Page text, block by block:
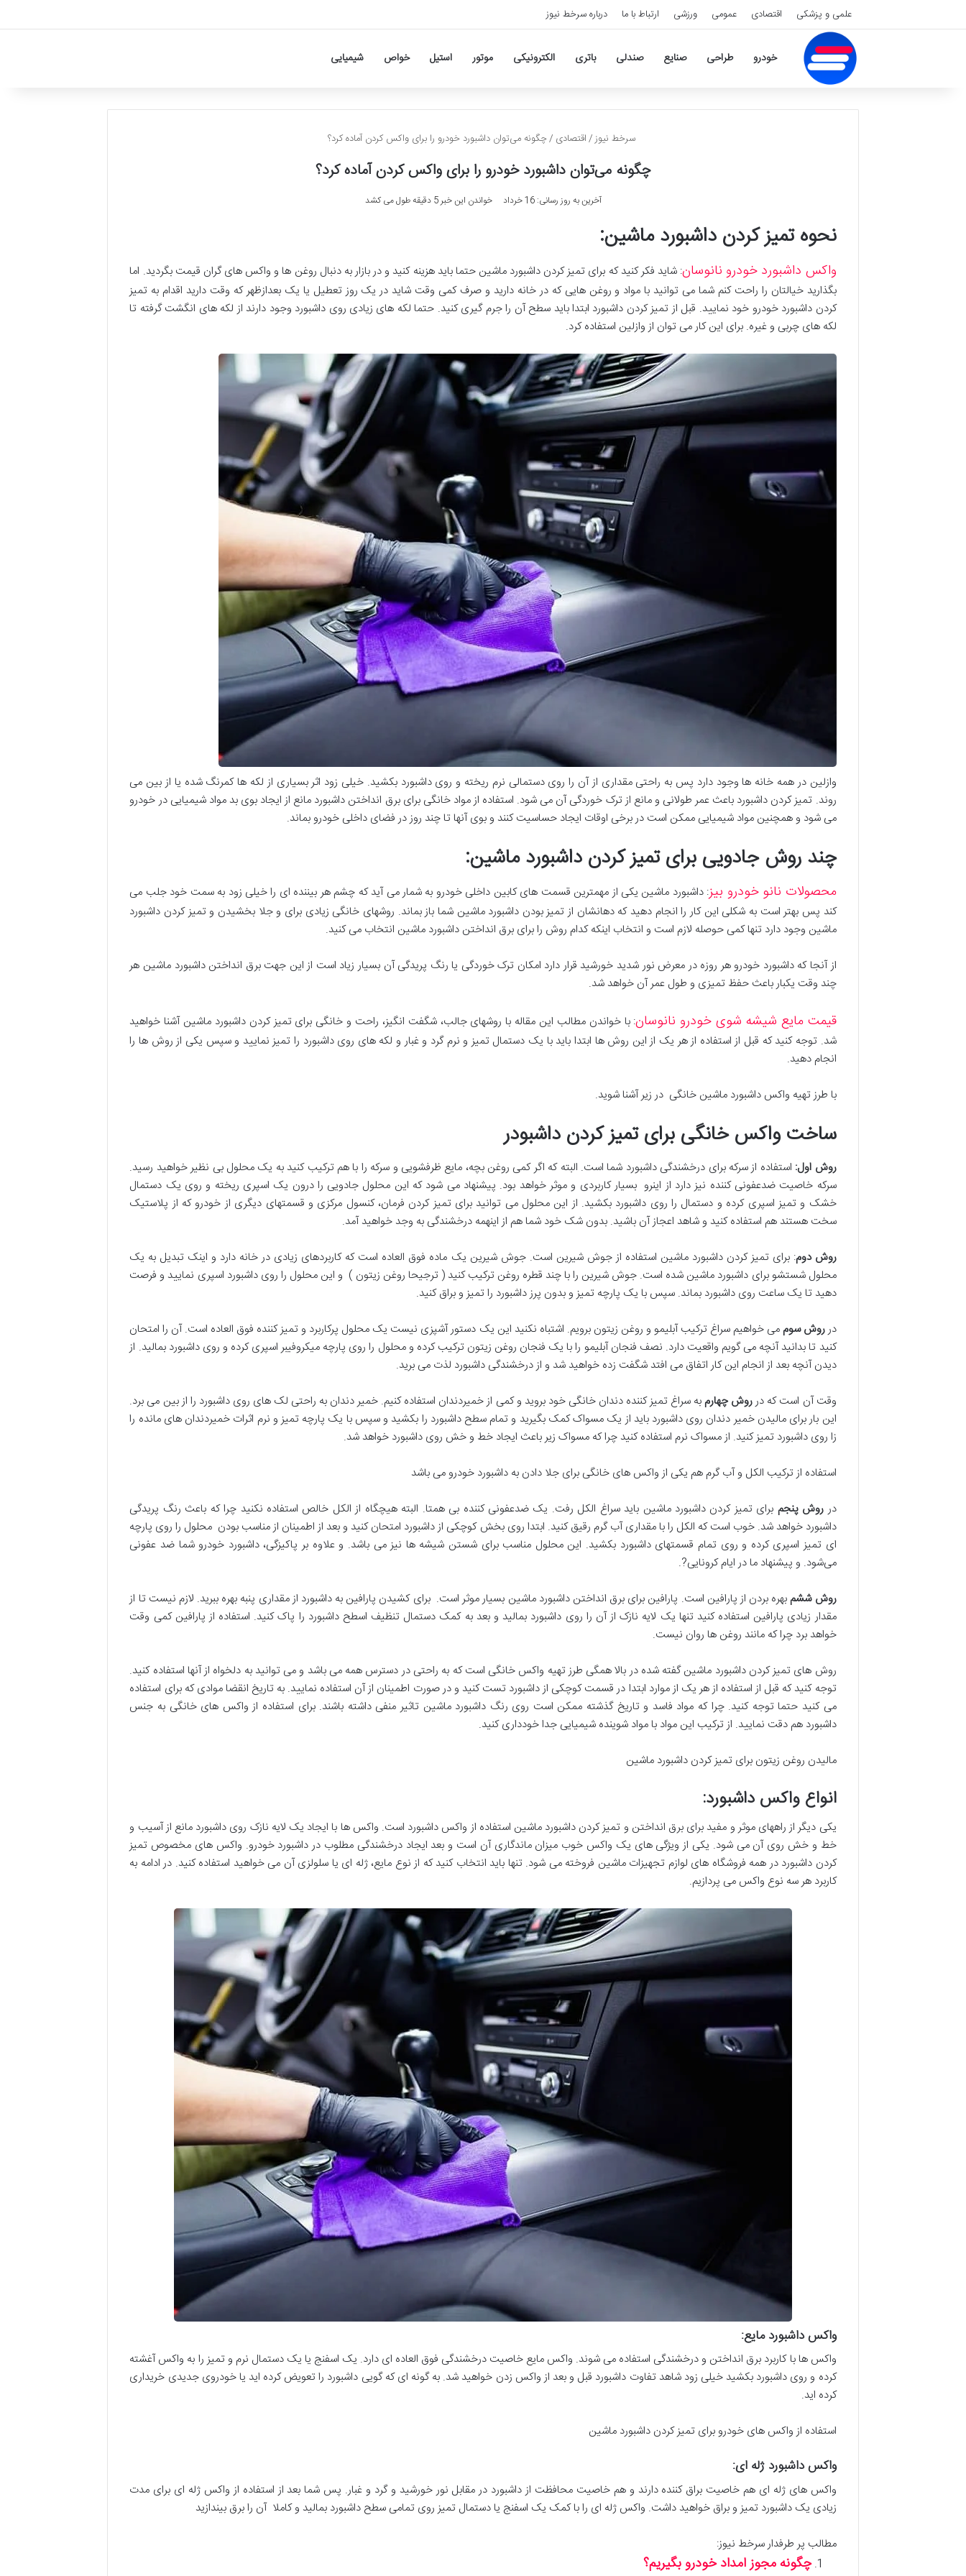
علمی و پزشکی اقتصادی عمومی ورزشی ارتباط با ما درباره سرخط نیوز
خودرو طراحی صنایع صندلی باتری الکترونیکی موتور استیل خواص شیمیایی
سرخط نیوز/اقتصادی /چگونه می‌توان داشبورد خودرو را برای واکس کردن آماده کرد؟
چگونه می‌توان داشبورد خودرو را برای واکس کردن آماده کرد؟
آخرین به روز رسانی: 16 خرداد خواندن این خبر 5 دقیقه طول می کشد
نحوه تمیز کردن داشبورد ماشین:
واکس داشبورد خودرو نانوسان: شاید فکر کنید که برای تمیز کردن داشبورد ماشین حتما باید هزینه کنید و در بازار به دنبال روغن ها و واکس های گران قیمت بگردید. اما
بگذارید خیالتان را راحت کنم شما می توانید با مواد و روغن هایی که در خانه دارید و صرف کمی وقت شاید در یک روز تعطیل یا یک بعدازظهر که وقت دارید اقدام به تمیز
کردن داشبورد خودرو خود نمایید. قبل از تمیز کردن داشبورد ابتدا باید سطح آن را جرم گیری کنید. حتما لکه های زیادی روی داشبورد وجود دارند از لکه های انگشت گرفته تا
لکه های چربی و غیره. برای این کار می توان از وازلین استفاده کرد.
وازلین در همه خانه ها وجود دارد پس به راحتی مقداری از آن را روی دستمالی نرم ریخته و روی داشبورد بکشید. خیلی زود اثر بسیاری از لکه ها کمرنگ شده یا از بین می
روند. تمیز کردن داشبورد باعث عمر طولانی و مانع از ترک خوردگی آن می شود. استفاده از مواد خانگی برای برق انداختن داشبورد مانع از ایجاد بوی بد مواد شیمیایی در خودرو
می شود و همچنین مواد شیمیایی ممکن است در برخی اوقات ایجاد حساسیت کنند و بوی آنها تا چند روز در فضای داخلی خودرو بماند.
چند روش جادویی برای تمیز کردن داشبورد ماشین:
محصولات نانو خودرو بیز: داشبورد ماشین یکی از مهمترین قسمت های کابین داخلی خودرو به شمار می آید که چشم هر بیننده ای را خیلی زود به سمت خود جلب می
کند پس بهتر است به شکلی این کار را انجام دهید که دهانشان از تمیز بودن داشبورد ماشین شما باز بماند. روشهای خانگی زیادی برای و جلا بخشیدن و تمیز کردن داشبورد
ماشین وجود دارد تنها کمی حوصله لازم است و انتخاب اینکه کدام روش را برای برق انداختن داشبورد ماشین انتخاب می کنید.
از آنجا که داشبورد خودرو هر روزه در معرض نور شدید خورشید قرار دارد امکان ترک خوردگی یا رنگ پریدگی آن بسیار زیاد است از این جهت برق انداختن داشبورد ماشین هر
چند وقت یکبار باعث حفظ تمیزی و طول عمر آن خواهد شد.
قیمت مایع شیشه شوی خودرو نانوسان: با خواندن مطالب این مقاله با روشهای جالب، شگفت انگیز، راحت و خانگی برای تمیز کردن داشبورد ماشین آشنا خواهید
شد. توجه کنید که قبل از استفاده از هر یک از این روش ها ابتدا باید با یک دستمال تمیز و نرم گرد و غبار و لکه های روی داشبورد را تمیز نمایید و سپس یکی از روش ها را
انجام دهید.
با طرز تهیه واکس داشبورد ماشین خانگی در زیر آشنا شوید.
ساخت واکس خانگی برای تمیز کردن داشبودر
روش اول: استفاده از سرکه برای درخشندگی داشبورد شما است. البته که اگر کمی روغن بچه، مایع ظرفشویی و سرکه را با هم ترکیب کنید به یک محلول بی نظیر خواهید رسید.
سرکه خاصیت ضدعفونی کننده نیز دارد از اینرو بسیار کاربردی و موثر خواهد بود. پیشنهاد می شود که این محلول جادویی را درون یک اسپری ریخته و روی یک دستمال
خشک و تمیز اسپری کرده و دستمال را روی داشبورد بکشید. از این محلول می توانید برای تمیز کردن فرمان، کنسول مرکزی و قسمتهای دیگری از خودرو که از پلاستیک
سخت هستند هم استفاده کنید و شاهد اعجاز آن باشید. بدون شک خود شما هم از اینهمه درخشندگی به وجد خواهید آمد.
روش دوم: برای تمیز کردن داشبورد ماشین استفاده از جوش شیرین است. جوش شیرین یک ماده فوق العاده است که کاربردهای زیادی در خانه دارد و اینک تبدیل به یک
محلول شستشو برای داشبورد ماشین شده است. جوش شیرین را با چند قطره روغن ترکیب کنید ( ترجیحا روغن زیتون ) و این محلول را روی داشبورد اسپری نمایید و فرصت
دهید تا یک ساعت روی داشبورد بماند. سپس با یک پارچه تمیز و بدون پرز داشبورد را تمیز و براق کنید.
درروش سوم می خواهیم سراغ ترکیب آبلیمو و روغن زیتون برویم. اشتباه نکنید این یک دستور آشپزی نیست یک محلول پرکاربرد و تمیز کننده فوق العاده است. آن را امتحان
کنید تا بدانید آنچه می گویم واقعیت دارد. نصف فنجان آبلیمو را با یک فنجان روغن زیتون ترکیب کرده و محلول را روی پارچه میکروفیبر اسپری کرده و روی داشبورد بمالید. از
دیدن آنچه بعد از انجام این کار اتفاق می افتد شگفت زده خواهید شد و از درخشندگی داشبورد لذت می برید.
وقت آن است که درروش چهارم به سراغ تمیز کننده دندان خانگی خود بروید و کمی از خمیردندان استفاده کنیم. خمیر دندان به راحتی لک های روی داشبورد را از بین می برد.
این بار برای مالیدن خمیر دندان روی داشبورد باید از یک مسواک کمک بگیرید و تمام سطح داشبورد را بکشید و سپس با یک پارچه تمیز و نرم اثرات خمیردندان های مانده را
زا روی داشبورد تمیز کنید. از مسواک نرم استفاده کنید چرا که مسواک زیر باعث ایجاد خط و خش روی داشبورد خواهد شد.
استفاده از ترکیب الکل و آب گرم هم یکی از واکس های خانگی برای جلا دادن به داشبورد خودرو می باشد
در روش پنجم برای تمیز کردن داشبورد ماشین باید سراغ الکل رفت. یک ضدعفونی کننده بی همتا. البته هیچگاه از الکل خالص استفاده نکنید چرا که باعث رنگ پریدگی
داشبورد خواهد شد. خوب است که الکل را با مقداری آب گرم رقیق کنید. ابتدا روی بخش کوچکی از داشبورد امتحان کنید و بعد از اطمینان از مناسب بودن محلول را روی پارچه
ای تمیز اسپری کرده و روی تمام قسمتهای داشبورد بکشید. این محلول مناسب برای شستن شیشه ها نیز می باشد. و علاوه بر پاکیزگی، داشبورد خودرو شما ضد عفونی
می‌شود. و پیشنهاد ما در ایام کرونایی?.
روش ششم بهره بردن از پارافین است. پارافین برای برق انداختن داشبورد ماشین بسیار موثر است. برای کشیدن پارافین به داشبورد از مقداری پنبه بهره ببرید. لازم نیست تا از
مقدار زیادی پارافین استفاده کنید تنها یک لایه نازک از آن را روی داشبورد بمالید و بعد به کمک دستمال تنظیف اسطح داشبورد را پاک کنید. استفاده از پارافین کمی وقت
خواهد برد چرا که مانند روغن ها روان نیست.
روش های تمیز کردن داشبورد ماشین گفته شده در بالا همگی طرز تهیه واکس خانگی است که به راحتی در دسترس همه می باشد و می توانید به دلخواه از آنها استفاده کنید.
توجه کنید که قبل از استفاده از هر یک از موارد ابتدا در قسمت کوچکی از داشبورد تست کنید و در صورت اطمینان از آن استفاده نمایید. به تاریخ انقضا موادی که برای استفاده
می کنید حتما توجه کنید. چرا که مواد فاسد و تاریخ گذشته ممکن است روی رنگ داشبورد ماشین تاثیر منفی داشته باشند. برای استفاده از واکس های خانگی به جنس
داشبورد هم دقت نمایید. از ترکیب این مواد با مواد شوینده شیمیایی جدا خودداری کنید.
مالیدن روغن زیتون برای تمیز کردن داشبورد ماشین
انواع واکس داشبورد:
یکی دیگر از راههای موثر و مفید برای برق انداختن و تمیز کردن داشبورد ماشین استفاده از واکس داشبورد است. واکس ها با ایجاد یک لایه نازک روی داشبورد مانع از آسیب و
خط و خش روی آن می شود. یکی از ویژگی های یک واکس خوب میزان ماندگاری آن است و بعد ایجاد درخشندگی مطلوب در داشبورد خودرو. واکس های مخصوص تمیز
کردن داشبورد در همه فروشگاه های لوازم تجهیزات ماشین فروخته می شود. تنها باید انتخاب کنید که از نوع مایع، ژله ای یا سلولزی آن می خواهید استفاده کنید. در ادامه به
کاربرد هر سه نوع واکس می پردازیم.
واکس داشبورد مایع:
واکس ها با کاربرد برق انداختن و درخشندگی استفاده می شوند. واکس مایع خاصیت درخشندگی فوق العاده ای دارد. یک اسفنج یا یک دستمال نرم و تمیز را به واکس آغشته
کرده و روی داشبورد بکشید خیلی زود شاهد تفاوت داشبورد قبل و بعد از واکس زدن خواهید شد. به گونه ای که گویی داشبورد را تعویض کرده اید یا خودروی جدیدی خریداری
کرده اید.
استفاده از واکس های خودرو برای تمیز کردن داشبورد ماشین
واکس داشبورد ژله ای:
واکس های ژله ای هم خاصیت براق کننده دارند و هم خاصیت محافظت از داشبورد در مقابل نور خورشید و گرد و غبار. پس شما بعد از استفاده از واکس ژله ای برای مدت
زیادی یک داشبورد تمیز و براق خواهید داشت. واکس ژله ای را با کمک یک اسفنج یا دستمال تمیز روی تمامی سطح داشبورد بمالید و کاملا آن را برق بیندازید
مطالب پر طرفدار سرخط نیوز:
چگونه مجوز امداد خودرو بگیریم؟